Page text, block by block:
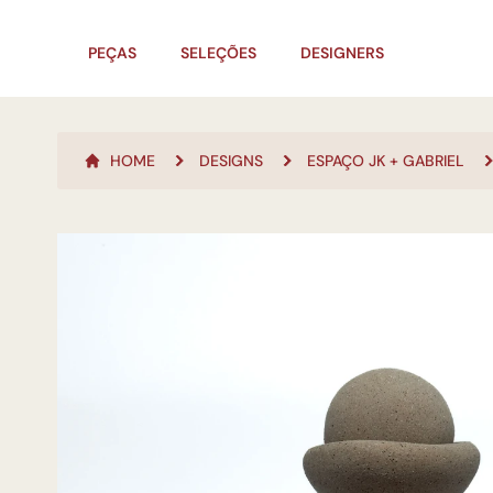
PEÇAS SELEÇÕES DESIGNERS
HOME DESIGNS ESPAÇO JK + GABRIEL